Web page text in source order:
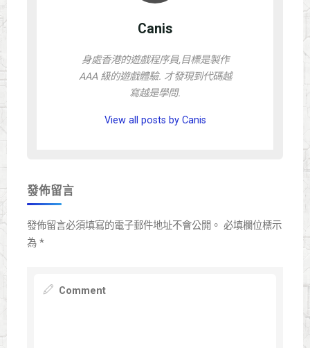
Canis
身處香港的遊戲程序員,目標是製作
AAA 級的遊戲體驗. 才發現到代碼越
寫越是學問.
View all posts by Canis
發佈留言
發佈留言必須填寫的電子郵件地址不會公開。 必填欄位標示
為 *